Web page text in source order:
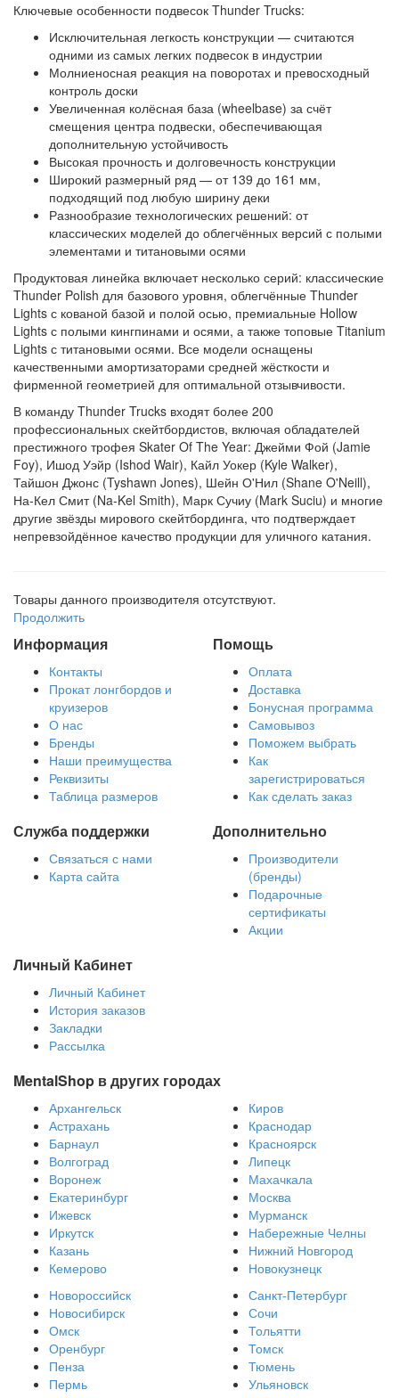
Ключевые особенности подвесок Thunder Trucks:
Исключительная легкость конструкции — считаются
одними из самых легких подвесок в индустрии
Молниеносная реакция на поворотах и превосходный
контроль доски
Увеличенная колёсная база (wheelbase) за счёт
смещения центра подвески, обеспечивающая
дополнительную устойчивость
Высокая прочность и долговечность конструкции
Широкий размерный ряд — от 139 до 161 мм,
подходящий под любую ширину деки
Разнообразие технологических решений: от
классических моделей до облегчённых версий с полыми
элементами и титановыми осями
Продуктовая линейка включает несколько серий: классические
Thunder Polish для базового уровня, облегчённые Thunder
Lights с кованой базой и полой осью, премиальные Hollow
Lights с полыми кингпинами и осями, а также топовые Titanium
Lights с титановыми осями. Все модели оснащены
качественными амортизаторами средней жёсткости и
фирменной геометрией для оптимальной отзывчивости.
В команду Thunder Trucks входят более 200
профессиональных скейтбордистов, включая обладателей
престижного трофея Skater Of The Year: Джейми Фой (Jamie
Foy), Ишод Уэйр (Ishod Wair), Кайл Уокер (Kyle Walker),
Тайшон Джонс (Tyshawn Jones), Шейн О'Нил (Shane O'Neill),
На-Кел Смит (Na-Kel Smith), Марк Сучиу (Mark Suciu) и многие
другие звёзды мирового скейтбординга, что подтверждает
непревзойдённое качество продукции для уличного катания.
Товары данного производителя отсутствуют.
Продолжить
Информация
Контакты
Прокат лонгбордов и
круизеров
О нас
Бренды
Наши преимущества
Реквизиты
Таблица размеров
Помощь
Оплата
Доставка
Бонусная программа
Самовывоз
Поможем выбрать
Как
зарегистрироваться
Как сделать заказ
Служба поддержки
Связаться с нами
Карта сайта
Дополнительно
Производители
(бренды)
Подарочные
сертификаты
Акции
Личный Кабинет
Личный Кабинет
История заказов
Закладки
Рассылка
MentalShop в других городах
Архангельск
Астрахань
Барнаул
Волгоград
Воронеж
Екатеринбург
Ижевск
Иркутск
Казань
Кемерово
Киров
Краснодар
Красноярск
Липецк
Махачкала
Москва
Мурманск
Набережные Челны
Нижний Новгород
Новокузнецк
Новороссийск
Новосибирск
Омск
Оренбург
Пенза
Пермь
Санкт-Петербург
Сочи
Тольятти
Томск
Тюмень
Ульяновск